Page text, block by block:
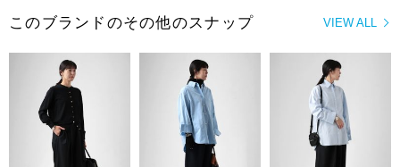
VIEW ALL
このブランドのその他のスナップ